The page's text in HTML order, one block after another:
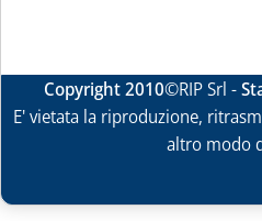
Copyright 2010©RIP Srl -
E' vietata la riproduzione,
altro modo